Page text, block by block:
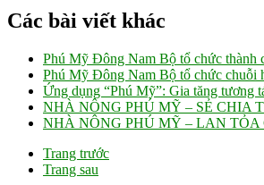
Các bài viết khác
Phú Mỹ Đông Nam Bộ tổ chức thành
Phú Mỹ Đông Nam Bộ tổ chức chuỗi
Ứng dụng “Phú Mỹ”: Gia tăng tương
NHÀ NÔNG PHÚ MỸ – SẺ CHIA
NHÀ NÔNG PHÚ MỸ – LAN
Trang trước
Trang sau